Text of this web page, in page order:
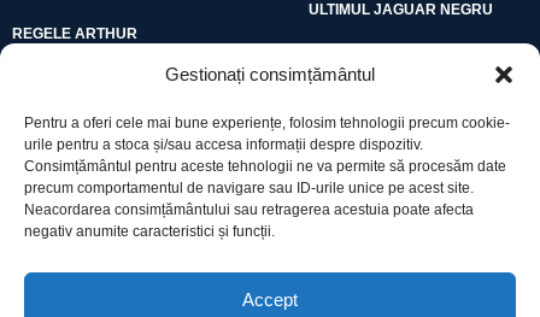
Gestionați consimțământul
Pentru a oferi cele mai bune experiențe, folosim tehnologii precum cookie-
urile pentru a stoca și/sau accesa informații despre dispozitiv.
Consimțământul pentru aceste tehnologii ne va permite să procesăm date
precum comportamentul de navigare sau ID-urile unice pe acest site.
Neacordarea consimțământului sau retragerea acestuia poate afecta
negativ anumite caracteristici și funcții.
Accept
REGELE ARTHUR
ULTIMUL JAGUAR NEGRU
Utile